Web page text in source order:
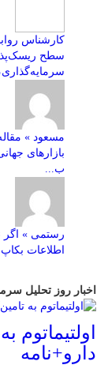
کارشناس
سطح
مسعود »
بازارهای
ب...
رستمی » اگر
اطلاعات
اخبار روز تحلیل
اولتیماتوم
دارو+نامه